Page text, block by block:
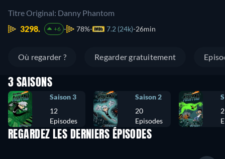
Titre Original: Danny Phantom
3298.
+6 78% 7.2 (24k) 26min
Où regarder ? Regarder gratuitement
3 SAISONS
Saison 3
12
Episodes
Saison 2
20
Episodes
REGARDEZ LES DERNIERS ÉPISODES